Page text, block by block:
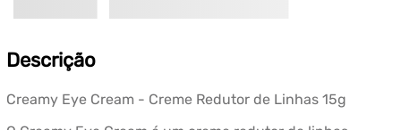
Descrição
Creamy Eye Cream - Creme Redutor de Linhas 15g